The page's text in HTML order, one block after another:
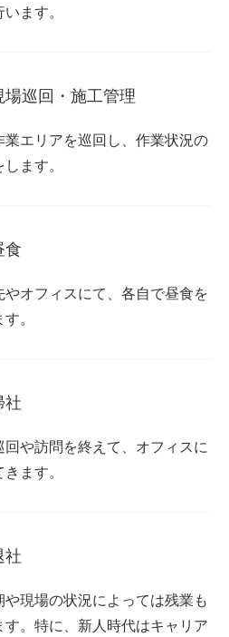
ます。
場巡回・施工管理
業エリアを巡回し、作業状況の
ます。
食
やオフィスにて、各自で昼食を
。
社
回や訪問を終えて、オフィスに
ます。
社
や現場の状況によっては残業も
す。特に、新人時代はキャリア